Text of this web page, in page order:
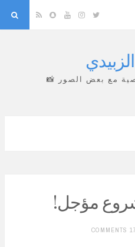
Twitter
Instagram
YouTube
Snapchat
RSS
مع بعض الصور 📸
مؤجل!
17 COMMENTS